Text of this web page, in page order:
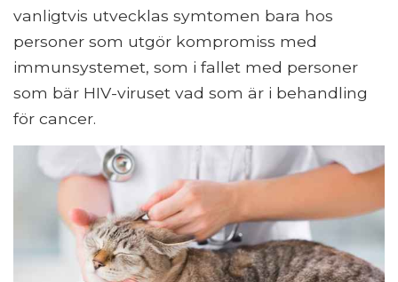
vanligtvis utvecklas symtomen bara hos
personer som utgör kompromiss med
immunsystemet, som i fallet med personer
som bär HIV-viruset vad som är i behandling
för cancer.